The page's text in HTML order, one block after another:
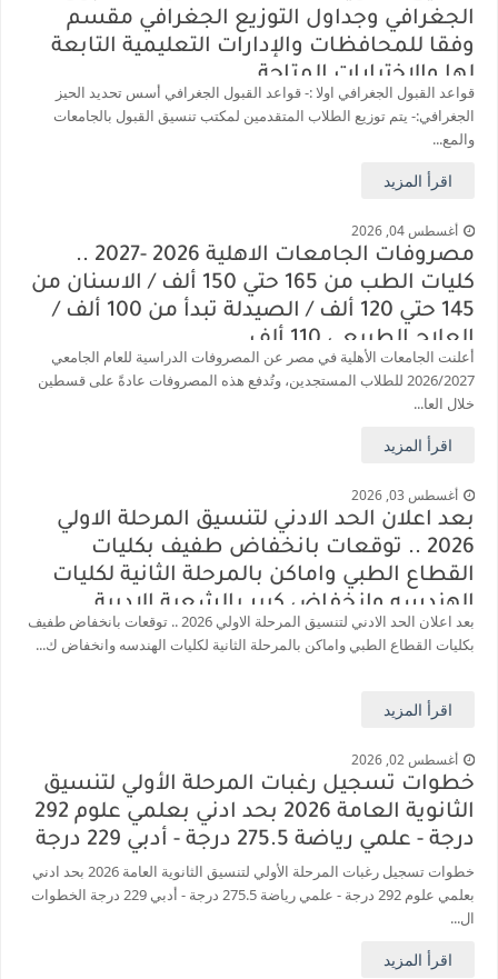
الجغرافي وجداول التوزيع الجغرافي مقسم
وفقا للمحافظات والإدارات التعليمية التابعة
لها والاختيارات المتاحة
قواعد القبول الجغرافي اولا :- قواعد القبول الجغرافي أسس تحديد الحيز
الجغرافي:- يتم توزيع الطلاب المتقدمين لمكتب تنسيق القبول بالجامعات
والمع...
اقرأ المزيد
أغسطس 04, 2026
مصروفات الجامعات الاهلية 2026 -2027 ..
كليات الطب من 165 حتي 150 ألف / الاسنان من
145 حتي 120 ألف / الصيدلة تبدأ من 100 ألف /
العلاج الطبيعي 110 ألف
أعلنت الجامعات الأهلية في مصر عن المصروفات الدراسية للعام الجامعي
2026/2027 للطلاب المستجدين، وتُدفع هذه المصروفات عادةً على قسطين
خلال العا...
اقرأ المزيد
أغسطس 03, 2026
بعد اعلان الحد الادني لتنسيق المرحلة الاولي
2026 .. توقعات بانخفاض طفيف بكليات
القطاع الطبي واماكن بالمرحلة الثانية لكليات
الهندسه وانخفاض كبير بالشعبة الادبية
بعد اعلان الحد الادني لتنسيق المرحلة الاولي 2026 .. توقعات بانخفاض طفيف
بكليات القطاع الطبي واماكن بالمرحلة الثانية لكليات الهندسه وانخفاض ك...
اقرأ المزيد
أغسطس 02, 2026
خطوات تسجيل رغبات المرحلة الأولي لتنسيق
الثانوية العامة 2026 بحد ادني بعلمي علوم 292
درجة - علمي رياضة 275.5 درجة - أدبي 229 درجة
خطوات تسجيل رغبات المرحلة الأولي لتنسيق الثانوية العامة 2026 بحد ادني
بعلمي علوم 292 درجة - علمي رياضة 275.5 درجة - أدبي 229 درجة الخطوات
ال...
اقرأ المزيد